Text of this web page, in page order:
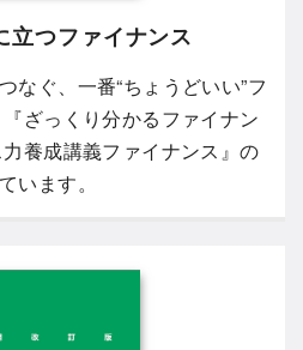
立つファイナンス
なぐ、一番“ちょうどいい”フ
ざっくり分かるファイナン
養成講義ファイナンス』の
います。